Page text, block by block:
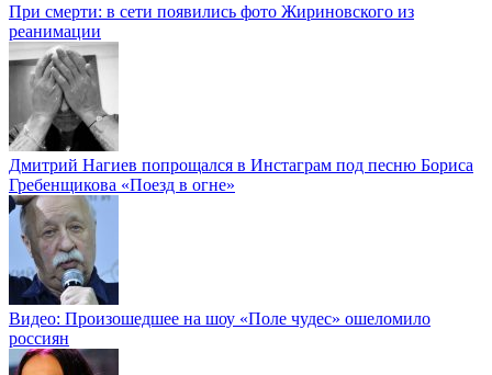
При смерти: в сети появились фото Жириновского из
реанимации
Дмитрий Нагиев попрощался в Инстаграм под песню Бориса
Гребенщикова «Поезд в огне»
Видео: Произошедшее на шоу «Поле чудес» ошеломило
россиян